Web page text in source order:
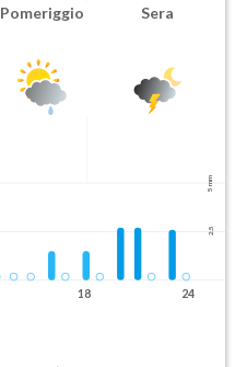
Pomeriggio Sera
5 mm
2.5
18 24